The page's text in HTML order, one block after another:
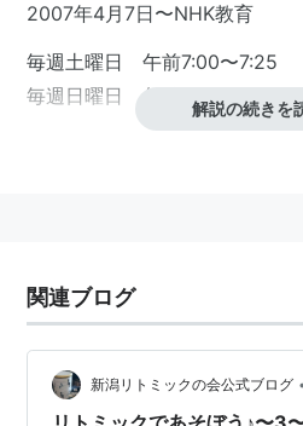
2007年4月7日〜NHK教育
毎週土曜日 午前7:00〜7:25
毎週日曜日 午後5:00〜5:25 （
どもたちがなんでも実体験す
シリーズ。年間で、「音楽のち
ら」「からだのちから」の3シ
は「音楽のちから」を放送す
のできないナマの音楽に触れ
解説の続きを
関連ブログ
新潟リトミックの会公式ブログ